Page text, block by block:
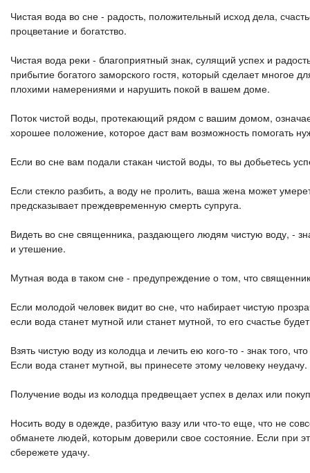
Чистая вода во сне - радость, положительный исход дела,
процветание и богатство.
Чистая вода реки - благоприятный знак, сулящий успех и
прибытие богатого заморского гостя, который сделает многое
плохими намерениями и нарушить покой в ​​вашем доме.
Поток чистой воды, протекающий рядом с вашим домом,
хорошее положение, которое даст вам возможность помогать
Если во сне вам подали стакан чистой воды, то вы добьетесь
Если стекло разбить, а воду не пролить, ваша жена может
предсказывает преждевременную смерть супруга.
Видеть во сне священника, раздающего людям чистую воду, -
и утешение.
Мутная вода в таком сне - предупреждение о том, что
Если молодой человек видит во сне, что набирает чистую
если вода станет мутной или станет мутной, то его счастье
Взять чистую воду из колодца и лечить ею кого-то - знак
Если вода станет мутной, вы принесете этому человеку неудачу.
Получение воды из колодца предвещает успех в делах или
Носить воду в одежде, разбитую вазу или что-то еще, что не
обманете людей, которым доверили свое состояние. Если при
сбережете удачу.